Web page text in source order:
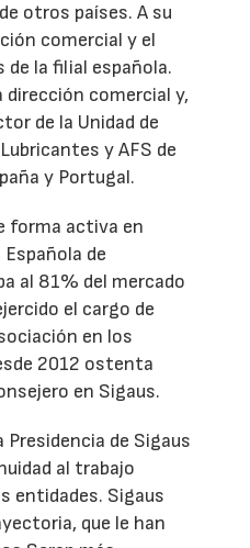
otros países. A su
comercial y el
de la filial española.
comercial y,
de la Unidad de
y AFS de
y Portugal.
forma activa en
de
al 81% del mercado
el cargo de
en los
2012 ostenta
en Sigaus.
Presidencia de Sigaus
al trabajo
entidades. Sigaus
que le han